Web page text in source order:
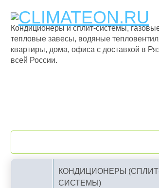
Кондиционеры и сплит-системы,
тепловые завесы, водяные
квартиры, дома, офиса с доставкой в
всей России.
КОНДИЦИОНЕРЫ
СИСТЕМЫ)